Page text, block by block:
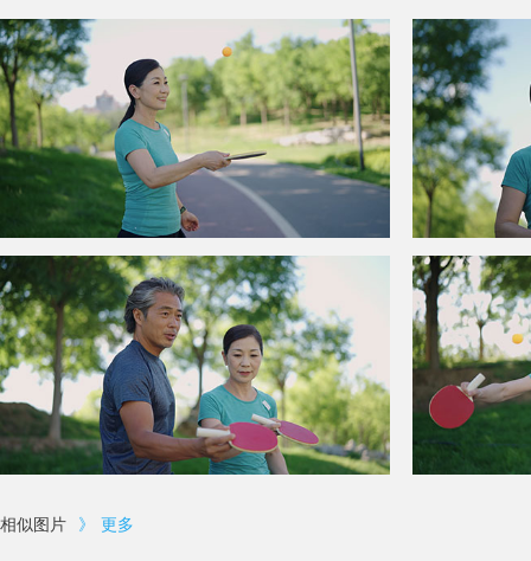
相似图片 》 更多